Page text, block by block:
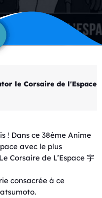
! Dans ce 38ème Anime
avec le plus
Corsaire de L’Espace 宇
consacrée à ce